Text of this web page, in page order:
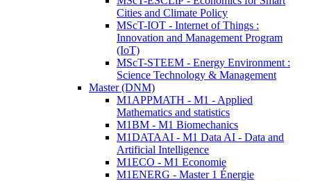
Cities and Climate Policy
MScT-IOT - Internet of Things :
Innovation and Management Program
(IoT)
MScT-STEEM - Energy Environment :
Science Technology & Management
Master (DNM)
M1APPMATH - M1 - Applied
Mathematics and statistics
M1BM - M1 Biomechanics
M1DATAAI - M1 Data AI - Data and
Artificial Intelligence
M1ECO - M1 Economie
M1ENERG - Master 1 Énergie